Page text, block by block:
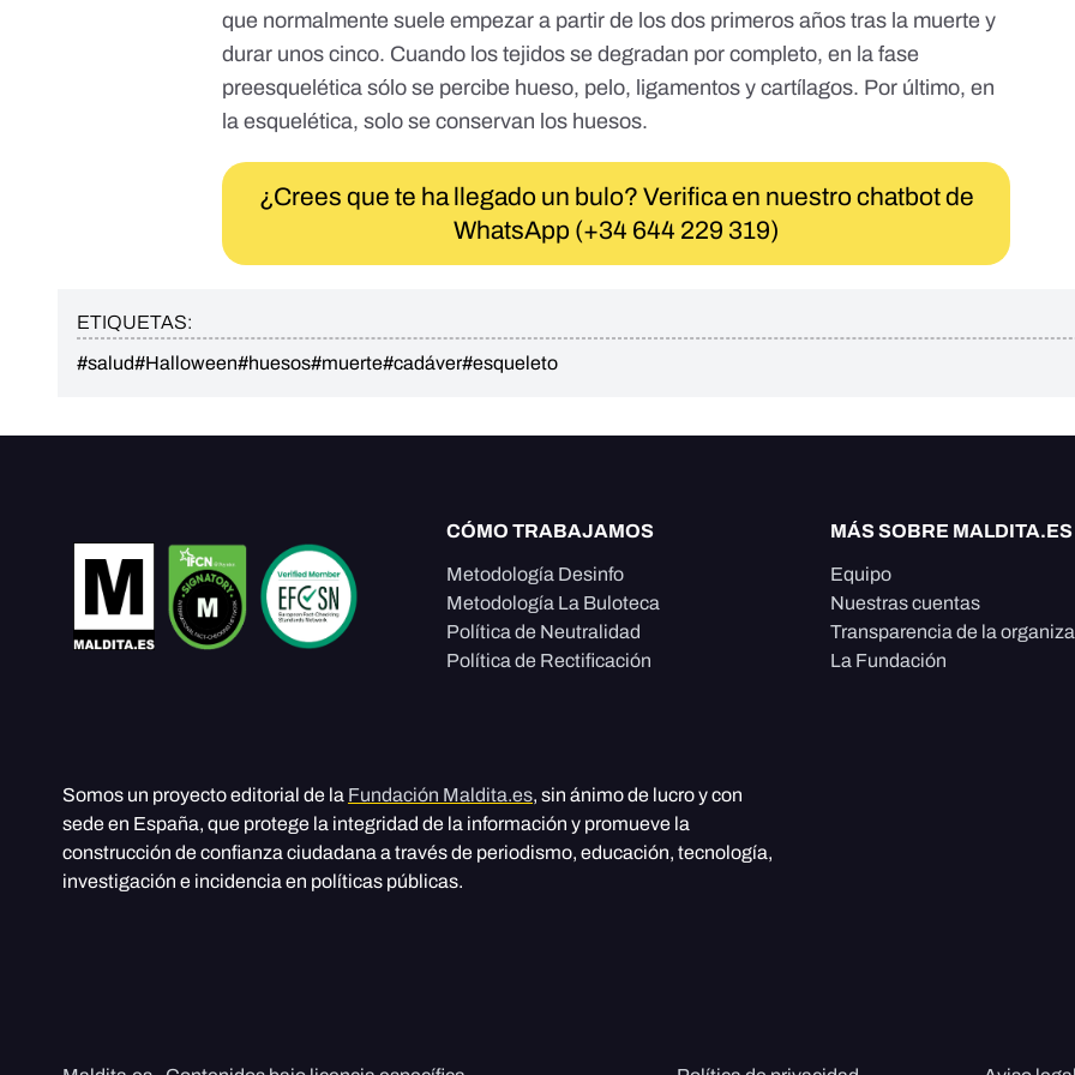
que normalmente suele empezar a partir de los dos primeros años tras la muerte y
durar unos cinco. Cuando los tejidos se degradan por completo, en la fase
preesquelética sólo se percibe hueso, pelo, ligamentos y cartílagos. Por último, en
la esquelética, solo se conservan los huesos.
¿Crees que te ha llegado un bulo? Verifica en nuestro chatbot de
WhatsApp (+34 644 229 319)
ETIQUETAS:
#salud#Halloween#huesos#muerte#cadáver#esqueleto
CÓMO TRABAJAMOS
Metodología Desinfo
Metodología La Buloteca
Política de Neutralidad
Política de Rectificación
MÁS SOBRE MALDITA.ES
Equipo
Nuestras cuentas
Transparencia de la
La Fundación
Somos un proyecto editorial de la Fundación Maldita.es, sin ánimo de lucro y con
sede en España, que protege la integridad de la información y promueve la
construcción de confianza ciudadana a través de periodismo, educación, tecnología,
investigación e incidencia en políticas públicas.